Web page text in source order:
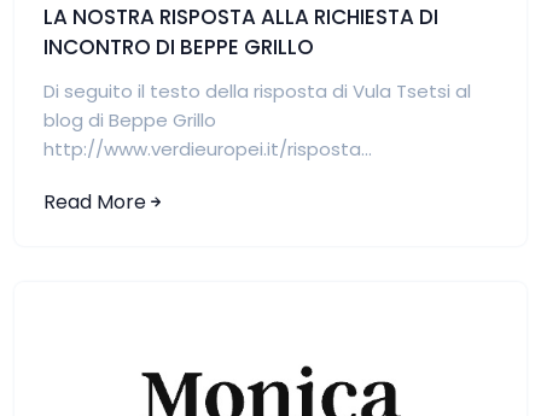
LA NOSTRA RISPOSTA ALLA RICHIESTA DI
INCONTRO DI BEPPE GRILLO
Di seguito il testo della risposta di Vula Tsetsi al
blog di Beppe Grillo
http://www.verdieuropei.it/risposta...
Read More